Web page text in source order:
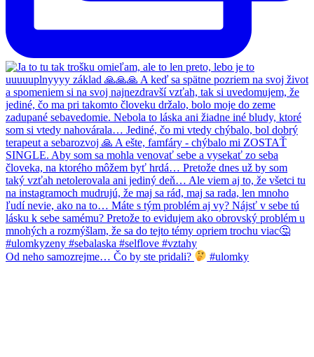
Od neho samozrejme… Čo by ste pridali? #ulomky